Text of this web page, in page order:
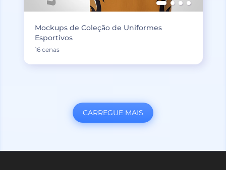
Mockups de Coleção de Uniformes
Esportivos
16 cenas
CARREGUE MAIS